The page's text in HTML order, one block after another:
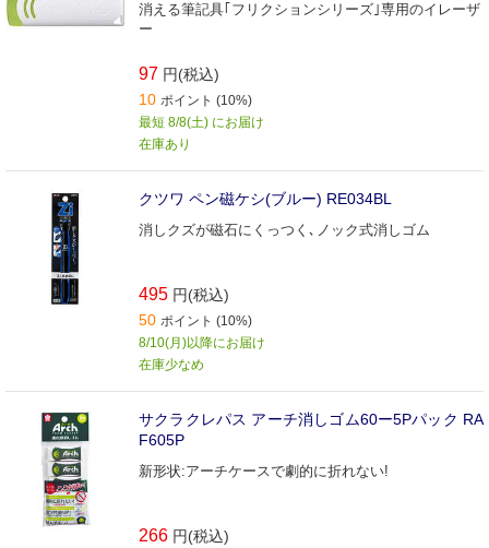
消える筆記具｢フリクションシリーズ｣専用のイレーザ
ー
97 円(税込)
10 ポイント (10%)
最短 8/8(土) にお届け
在庫あり
クツワ ペン磁ケシ(ブルー) RE034BL
消しクズが磁石にくっつく､ノック式消しゴム
495 円(税込)
50 ポイント (10%)
8/10(月)以降にお届け
在庫少なめ
サクラクレパス アーチ消しゴム60ー5Pパック RA
F605P
新形状:アーチケースで劇的に折れない!
266 円(税込)